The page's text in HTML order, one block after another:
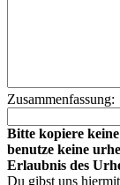
Zusammenfassung:
Bitte kopiere
benutze keine
Erlaubnis des
Du gibst uns